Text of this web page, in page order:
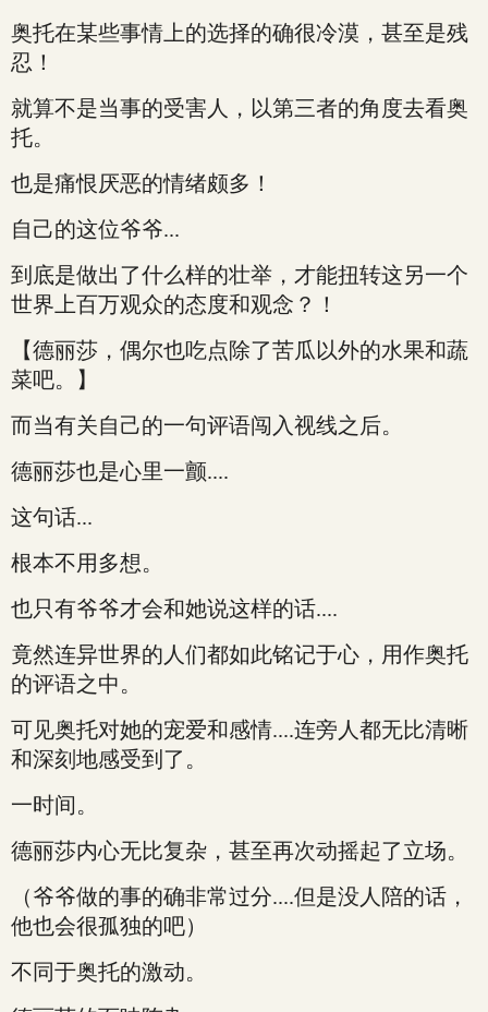
奥托在某些事情上的选择的确很冷漠，甚至是残
忍！
就算不是当事的受害人，以第三者的角度去看奥
托。
也是痛恨厌恶的情绪颇多！
自己的这位爷爷...
到底是做出了什么样的壮举，才能扭转这另一个
世界上百万观众的态度和观念？！
【德丽莎，偶尔也吃点除了苦瓜以外的水果和蔬
菜吧。】
而当有关自己的一句评语闯入视线之后。
德丽莎也是心里一颤....
这句话...
根本不用多想。
也只有爷爷才会和她说这样的话....
竟然连异世界的人们都如此铭记于心，用作奥托
的评语之中。
可见奥托对她的宠爱和感情....连旁人都无比清晰
和深刻地感受到了。
一时间。
德丽莎内心无比复杂，甚至再次动摇起了立场。
（爷爷做的事的确非常过分....但是没人陪的话，
他也会很孤独的吧）
不同于奥托的激动。